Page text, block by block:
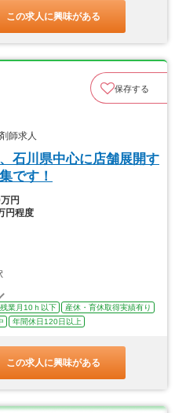
この求人に興味がある
保存する
師求人
石川県中心に店舗展開す
です！
円
円程度
残業月10ｈ以下
産休・育休取得実績有り
年間休日120日以上
この求人に興味がある